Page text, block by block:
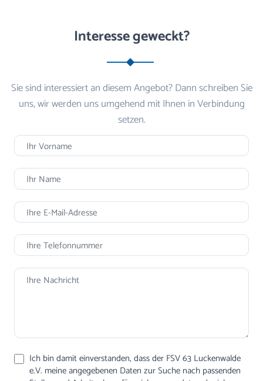
Interesse geweckt?
Sie sind interessiert an diesem Angebot? Dann schreiben Sie
uns, wir werden uns umgehend mit Ihnen in Verbindung
setzen.
Ich bin damit einverstanden, dass der FSV 63 Luckenwalde
e.V. meine angegebenen Daten zur Suche nach passenden